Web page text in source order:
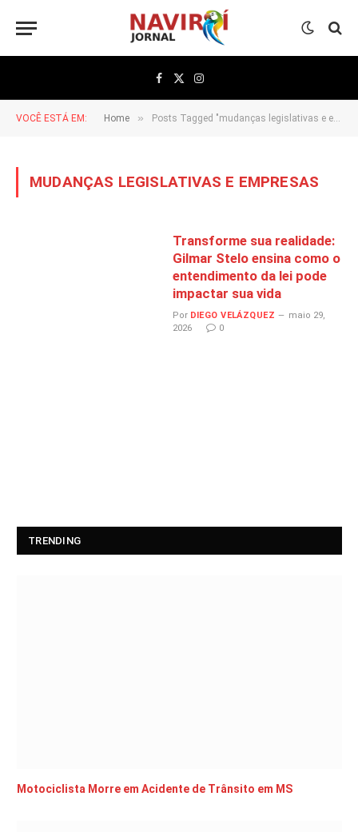
Facebook
X
(Twitter)
Instagram
VOCÊ ESTÁ EM: Home » Posts Tagged "mudanças legislativas e empresas"
MUDANÇAS LEGISLATIVAS E EMPRESAS
Transforme sua realidade:
Gilmar Stelo ensina como o
entendimento da lei pode
impactar sua vida
Por DIEGO VELÁZQUEZ
maio 29,
2026
0
TRENDING
Motociclista Morre em Acidente de Trânsito em MS